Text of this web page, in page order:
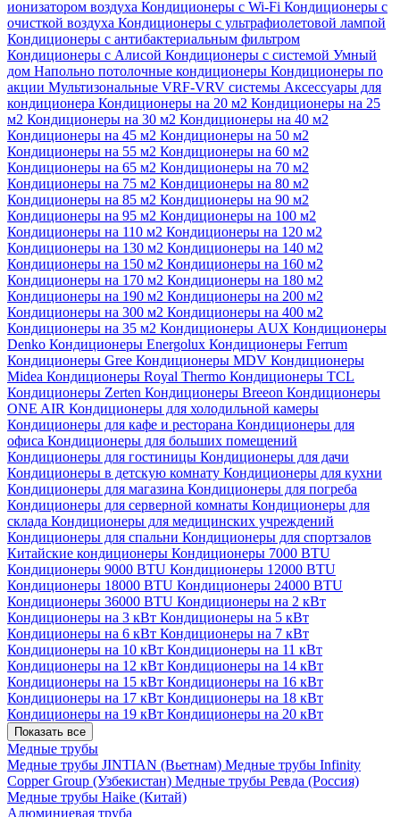
ионизатором воздуха Кондиционеры с Wi-Fi Кондиционеры с
очисткой воздуха Кондиционеры с ультрафиолетовой лампой
Кондиционеры с антибактериальным фильтром
Кондиционеры с Алисой Кондиционеры с системой Умный
дом Напольно потолочные кондиционеры Кондиционеры по
акции Мультизональные VRF-VRV системы Аксессуары для
кондиционера Кондиционеры на 20 м2 Кондиционеры на 25
м2 Кондиционеры на 30 м2 Кондиционеры на 40 м2
Кондиционеры на 45 м2 Кондиционеры на 50 м2
Кондиционеры на 55 м2 Кондиционеры на 60 м2
Кондиционеры на 65 м2 Кондиционеры на 70 м2
Кондиционеры на 75 м2 Кондиционеры на 80 м2
Кондиционеры на 85 м2 Кондиционеры на 90 м2
Кондиционеры на 95 м2 Кондиционеры на 100 м2
Кондиционеры на 110 м2 Кондиционеры на 120 м2
Кондиционеры на 130 м2 Кондиционеры на 140 м2
Кондиционеры на 150 м2 Кондиционеры на 160 м2
Кондиционеры на 170 м2 Кондиционеры на 180 м2
Кондиционеры на 190 м2 Кондиционеры на 200 м2
Кондиционеры на 300 м2 Кондиционеры на 400 м2
Кондиционеры на 35 м2 Кондиционеры AUX Кондиционеры
Denko Кондиционеры Energolux Кондиционеры Ferrum
Кондиционеры Gree Кондиционеры MDV Кондиционеры
Midea Кондиционеры Royal Thermo Кондиционеры TCL
Кондиционеры Zerten Кондиционеры Breeon Кондиционеры
ONE AIR Кондиционеры для холодильной камеры
Кондиционеры для кафе и ресторана Кондиционеры для
офиса Кондиционеры для больших помещений
Кондиционеры для гостиницы Кондиционеры для дачи
Кондиционеры в детскую комнату Кондиционеры для кухни
Кондиционеры для магазина Кондиционеры для погреба
Кондиционеры для серверной комнаты Кондиционеры для
склада Кондиционеры для медицинских учреждений
Кондиционеры для спальни Кондиционеры для спортзалов
Китайские кондиционеры Кондиционеры 7000 BTU
Кондиционеры 9000 BTU Кондиционеры 12000 BTU
Кондиционеры 18000 BTU Кондиционеры 24000 BTU
Кондиционеры 36000 BTU Кондиционеры на 2 кВт
Кондиционеры на 3 кВт Кондиционеры на 5 кВт
Кондиционеры на 6 кВт Кондиционеры на 7 кВт
Кондиционеры на 10 кВт Кондиционеры на 11 кВт
Кондиционеры на 12 кВт Кондиционеры на 14 кВт
Кондиционеры на 15 кВт Кондиционеры на 16 кВт
Кондиционеры на 17 кВт Кондиционеры на 18 кВт
Кондиционеры на 19 кВт Кондиционеры на 20 кВт
Показать все
Медные трубы
Медные трубы JINTIAN (Вьетнам) Медные трубы Infinity
Copper Group (Узбекистан) Медные трубы Ревда (Россия)
Медные трубы Haike (Китай)
Алюминиевая труба